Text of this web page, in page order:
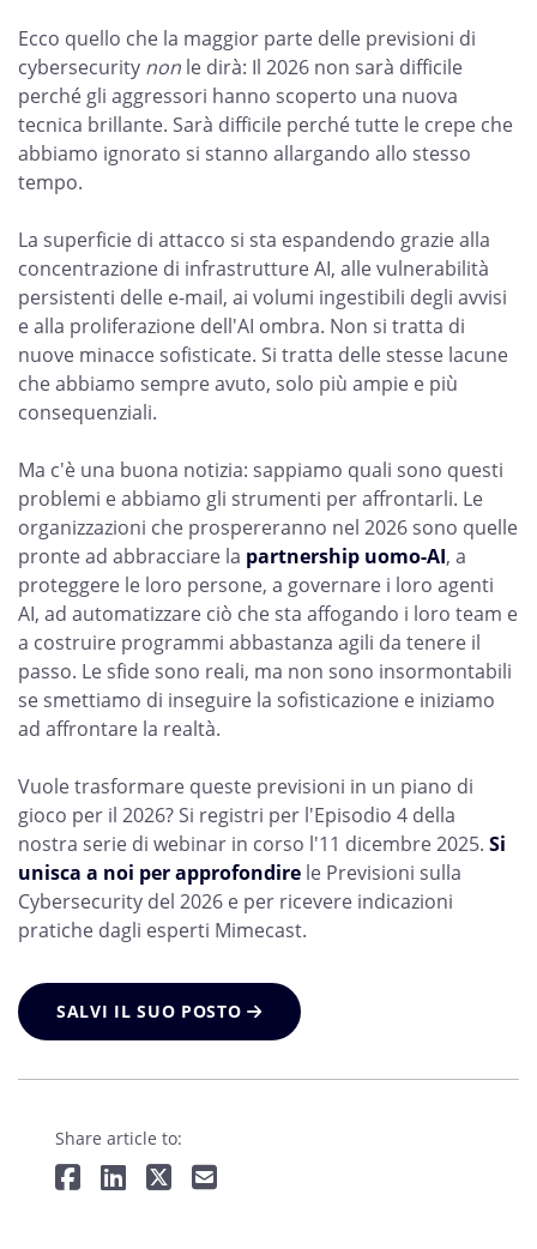
Ecco quello che la maggior parte delle previsioni di
cybersecurity non le dirà: Il 2026 non sarà difficile
perché gli aggressori hanno scoperto una nuova
tecnica brillante. Sarà difficile perché tutte le crepe che
abbiamo ignorato si stanno allargando allo stesso
tempo.
La superficie di attacco si sta espandendo grazie alla
concentrazione di infrastrutture AI, alle vulnerabilità
persistenti delle e-mail, ai volumi ingestibili degli avvisi
e alla proliferazione dell'AI ombra. Non si tratta di
nuove minacce sofisticate. Si tratta delle stesse lacune
che abbiamo sempre avuto, solo più ampie e più
consequenziali.
Ma c'è una buona notizia: sappiamo quali sono questi
problemi e abbiamo gli strumenti per affrontarli. Le
organizzazioni che prospereranno nel 2026 sono quelle
pronte ad abbracciare la partnership uomo-AI, a
proteggere le loro persone, a governare i loro agenti
AI, ad automatizzare ciò che sta affogando i loro team e
a costruire programmi abbastanza agili da tenere il
passo. Le sfide sono reali, ma non sono insormontabili
se smettiamo di inseguire la sofisticazione e iniziamo
ad affrontare la realtà.
Vuole trasformare queste previsioni in un piano di
gioco per il 2026? Si registri per l'Episodio 4 della
nostra serie di webinar in corso l'11 dicembre 2025. Si
unisca a noi per approfondire le Previsioni sulla
Cybersecurity del 2026 e per ricevere indicazioni
pratiche dagli esperti Mimecast.
SALVI IL SUO POSTO
Share article to: